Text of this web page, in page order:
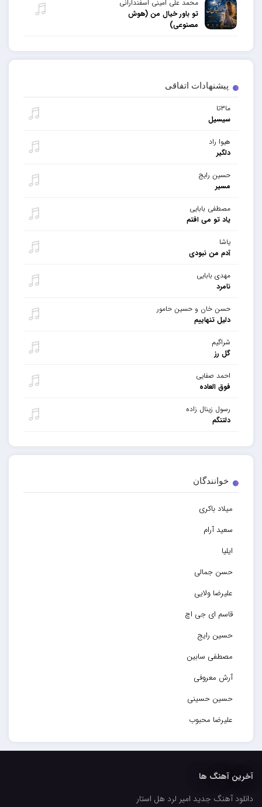
پیشنهادات اتفاقی
ما۳تا
سیسیل
هیوا راد
دلگیر
حسین رایج
مسیر
مصطفی بابایی
یاد تو می افتم
یاشا
آدم من نبودی
مهدی بابایی
نامرد
حسن خان و حسین حامور
دلیل تنهاییم
شراگیم
گل رز
احمد صفایی
فوق العاده
رسول زینال زاده
دلتنگم
خوانندگان
میلاد باکری
سعید آرام
ایلیا
حسن جمالی
علیرضا ولایی
قاسم ای جی اچ
حسین رایج
مصطفی سابین
آرش معروفی
حسین حسینی
علیرضا محبوب
حسین حصارکی
کاپیتان
مجید رضوی
محمد علی امینی اسفندارانی
تو باور خیال من (هوش
مصنوعی)
آخرین آهنگ ها
دانلود آهنگ جدید امیر لرد هل استار